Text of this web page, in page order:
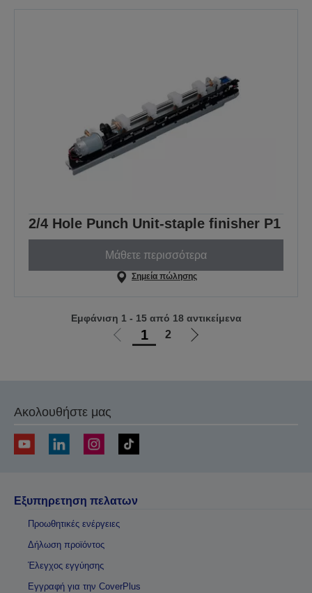
2/4 Hole Punch Unit-staple finisher P1
Μάθετε περισσότερα
Σημεία πώλησης
Μετάβαση
1 2
Μετάβαση
Εμφάνιση 1 - 15 από 18 αντικείμενα
Ακολουθήστε μας
Εξυπηρετηση πελατων
Προωθητικές ενέργειες
Δήλωση προϊόντος
Έλεγχος εγγύησης
Εγγραφή για την CoverPlus